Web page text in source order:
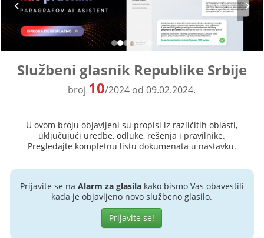
Službeni glasnik Republike Srbije
broj 10/2024 od 09.02.2024.
U ovom broju objavljeni su propisi iz različitih oblasti,
uključujući uredbe, odluke, rešenja i pravilnike.
Pregledajte kompletnu listu dokumenata u nastavku.
Prijavite se na Alarm za glasilakako bismo Vas obavestili
kada je objavljeno novo službeno glasilo.
Prijavite se!